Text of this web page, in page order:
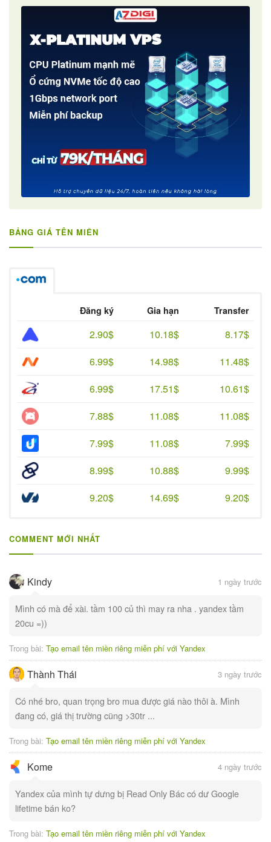
BẢNG GIÁ TÊN MIỀN
Đăng ký Gia hạn Transfer
2.90$ 10.18$
8.17$
6.99$
14.98$
11.48$
6.99$
17.51$
10.61$
7.88$
11.08$
11.08$
7.99$
11.08$
7.99$
8.99$
10.88$
9.99$
9.20$
14.69$ 9.20$
COMMENT MỚI NHẤT
Kindy 1 ngày trước
Mình có mà để xài. tầm 100 củ thì may ra nha . yandex tầm
20cu =))
Trong bài: Tạo email tên miền riêng miễn phí với Yandex
Thành Thái 3 ngày trước
Có nhé bro, quan trọng bro mua được giá nào thôi à. Mình
đang có, giá thị trường cũng >30tr ...
Trong bài: Tạo email tên miền riêng miễn phí với Yandex
Kome 4 ngày trước
Yandex của mình tự dưng bị Read Only Bác có dư Google
lifetime bán ko?
Trong bài: Tạo email tên miền riêng miễn phí với Yandex